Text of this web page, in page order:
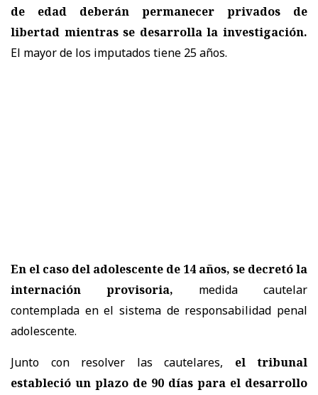
de edad deberán permanecer privados de
libertad mientras se desarrolla la investigación.
El mayor de los imputados tiene 25 años.
En el caso del adolescente de 14 años, se decretó la
internación provisoria, medida cautelar
contemplada en el sistema de responsabilidad penal
adolescente.
Junto con resolver las cautelares, el tribunal
estableció un plazo de 90 días para el desarrollo